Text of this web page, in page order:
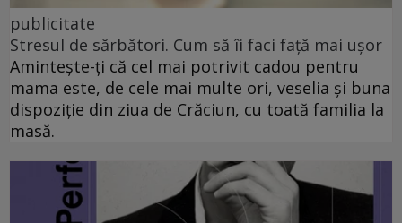
publicitate
Stresul de sărbători. Cum să îi faci față mai ușor
Amintește-ți că cel mai potrivit cadou pentru
mama este, de cele mai multe ori, veselia și buna
dispoziție din ziua de Crăciun, cu toată familia la
masă.